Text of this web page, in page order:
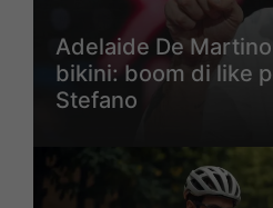
Adelaide De
bikini: boom di like
Stefano